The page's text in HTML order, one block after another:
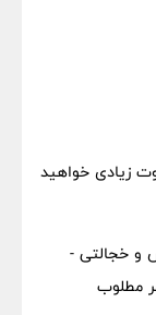
زیادی خواهید
و خجالتی -
مطلوب